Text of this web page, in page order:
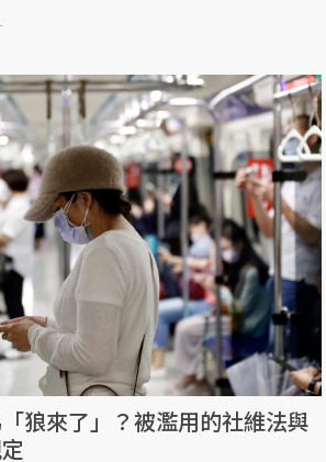
「狼來了」？被濫用的社維法與